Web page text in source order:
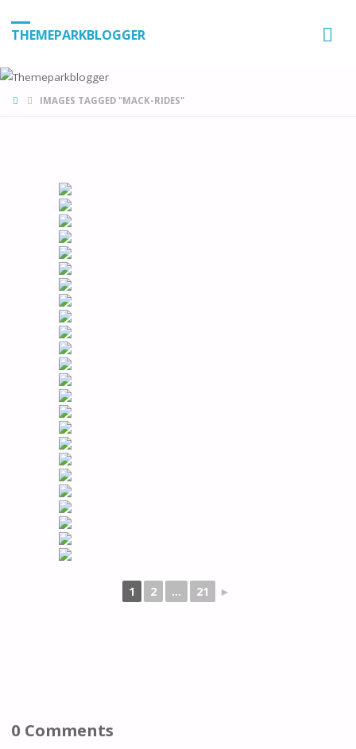
THEMEPARKBLOGGER
HOMEIMAGES TAGGED "MACK-RIDES"
1 2 ... 21 ►
0 Comments